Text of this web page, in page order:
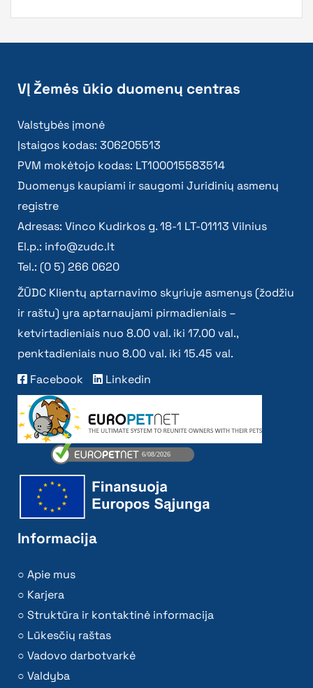
VĮ Žemės ūkio duomenų centras
Valstybės įmonė
Įstaigos kodas: 306205513
PVM mokėtojo kodas: LT100015583514
Duomenys kaupiami ir saugomi Juridinių asmenų
registre
Adresas: Vinco Kudirkos g. 18-1 LT-01113 Vilnius
El.p.: info@zudc.lt
Tel.: (0 5) 266 0620
ŽŪDC Klientų aptarnavimo skyriuje asmenys (žodžiu
ir raštu) yra aptarnaujami pirmadieniais –
ketvirtadieniais nuo 8.00 val. iki 17.00 val.,
penktadieniais nuo 8.00 val. iki 15.45 val.
Facebook
Linkedin
Informacija
Apie mus
Karjera
Struktūra ir kontaktinė informacija
Lūkesčių raštas
Vadovo darbotvarkė
Valdyba